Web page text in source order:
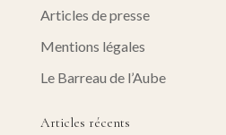
Articles de presse
Mentions légales
Le Barreau de l’Aube
Articles récents